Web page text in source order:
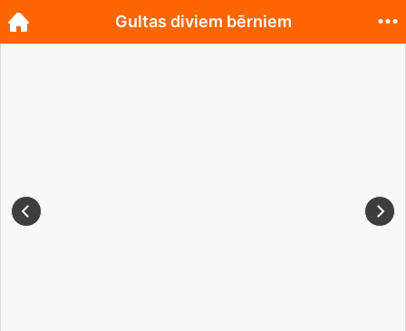
Gultas diviem bērniem